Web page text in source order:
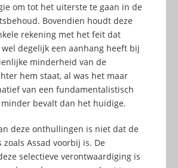
om tot het uiterste te gaan in de
Bovendien houdt deze
rekening met het feit dat
degelijk een aanhang heeft bij
minderheid van de
hem staat, al was het maar
van een fundamentalistisch
bevalt dan het huidige.
deze onthullingen is niet dat de
Assad voorbij is. De
selectieve verontwaardiging is